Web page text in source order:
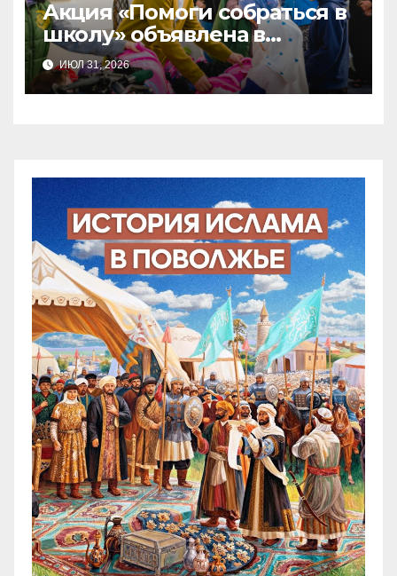
Акция «Помоги собраться в
школу» объявлена в
Татарстане
ИЮЛ 31, 2026